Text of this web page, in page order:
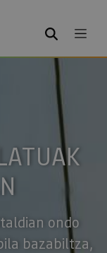
BILATU
ondo
bazabiltza,